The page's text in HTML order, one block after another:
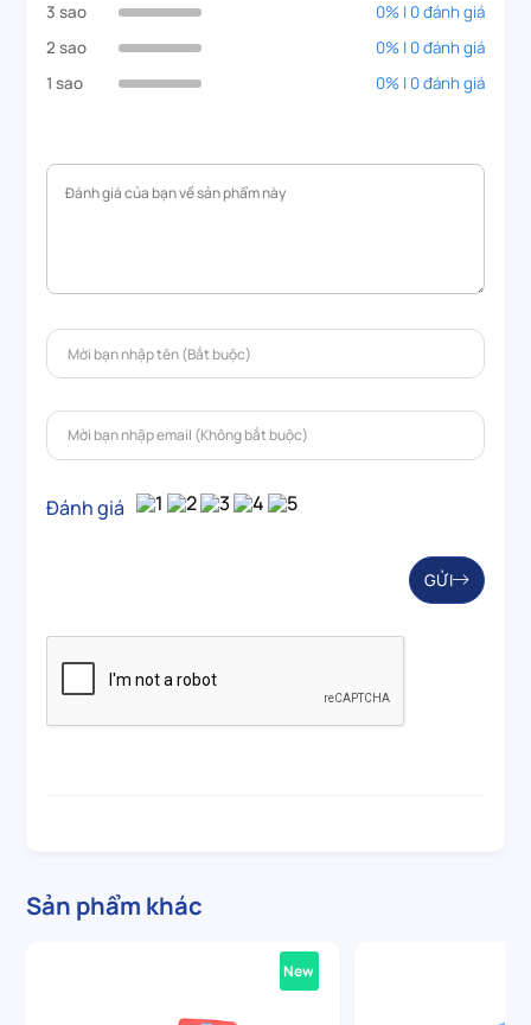
3 sao
0% | 0 đánh giá
2 sao
0% | 0 đánh giá
1 sao
0% | 0 đánh giá
Đánh giá
GỬI
Sản phẩm khác
New